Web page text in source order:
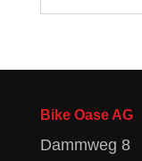
Bike Oase AG
Dammweg 8